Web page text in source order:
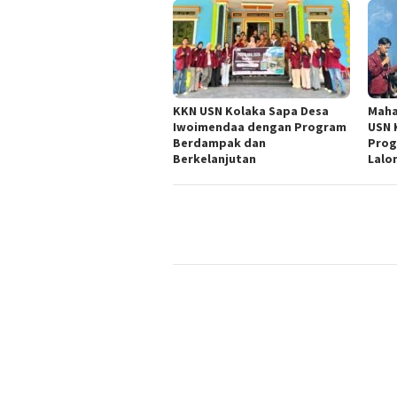
KKN USN Kolaka Sapa Desa
Iwoimendaa dengan Program
Berdampak dan
Berkelanjutan